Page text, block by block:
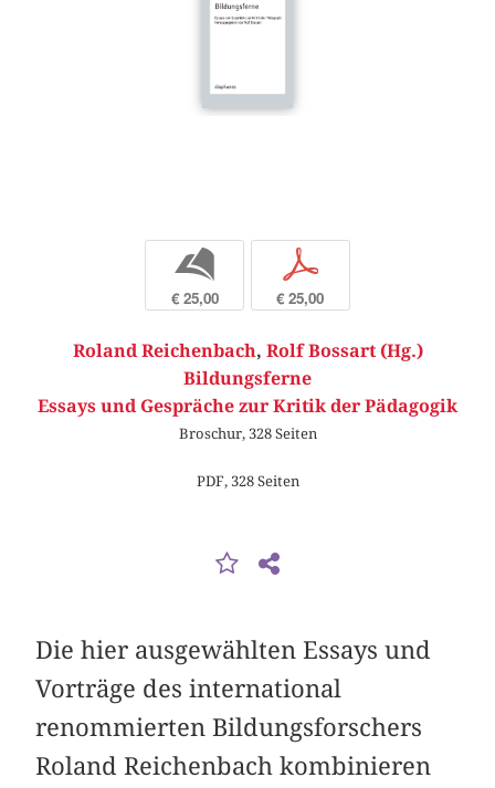
b
€ 25,00
p
€ 25,00
Roland Reichenbach, Rolf Bossart (Hg.)
Bildungsferne
Essays und Gespräche zur Kritik der Pädagogik
Broschur, 328 Seiten
PDF, 328 Seiten
Die hier ausgewählten Essays und
Vorträge des international
renommierten Bildungs­forschers
Roland Reichenbach kombinieren